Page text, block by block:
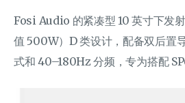
Fosi Audio 的紧凑型 10 英寸下发
值 500W）D 类设计，配备双后置
式和 40–180Hz 分频，专为搭配